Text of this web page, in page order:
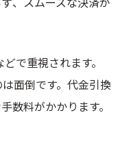
で重視されます。
面倒です。代金引換
数料がかかります。